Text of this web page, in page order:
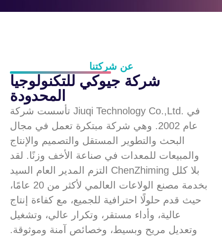
عن شركتنا
شركة جيوكي للتكنولوجيا
المحدودة
تأسست شركة Jiuqi Technology Co.,Ltd. في
عام 2002. وهي شركة مبتكرة تعمل في مجال
البحث والتطوير المستقل والتصميم والإنتاج
والمبيعات للمعدات في صناعة الأخف وزنًا. لقد
التزم المدير العام السيد ChenZhiming بلا كلل
بخدمة مصنع الولاعات العالمي لأكثر من 20 عامًا،
حيث قدم حلولًا احترافية للجميع، مع كفاءة إنتاج
عالية، وأداء مستقر، وتكرار عالي، وتشغيل
وتعديل مريح وبسيط، وخصائص آمنة وموثوقة.